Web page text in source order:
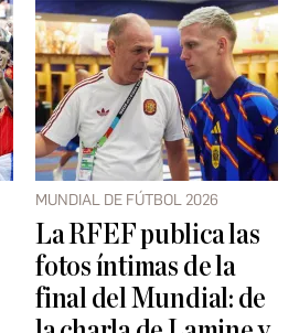
MUNDIAL DE FÚTBOL 2026
La RFEF publica las
fotos íntimas de la
final del Mundial: de